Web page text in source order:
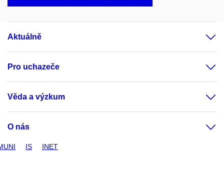
Aktuálně
Pro uchazeče
Věda a výzkum
O nás
IS INET